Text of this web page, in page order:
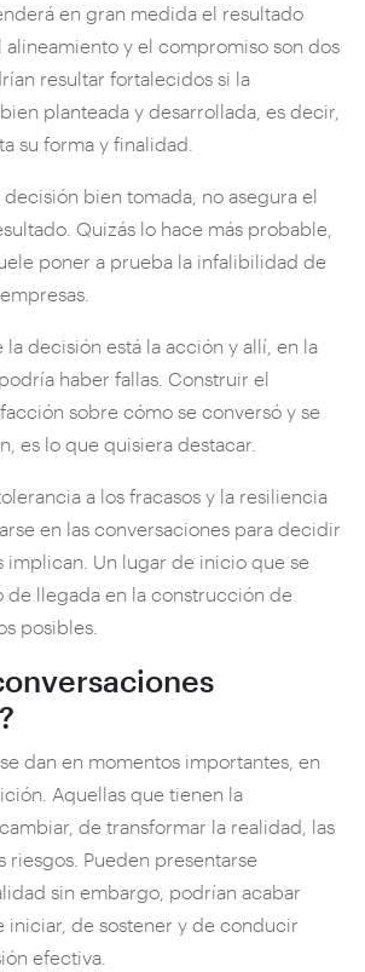
en gran medida el resultado
alineamiento y el compromiso son dos
resultar fortalecidos si la
planteada y desarrollada, es decir,
su forma y finalidad.
bien tomada, no asegura el
Quizás lo hace más probable,
poner a prueba la infalibilidad de
la decisión está la acción y allí, en la
haber fallas. Construir el
sobre cómo se conversó y se
es lo que quisiera destacar.
a los fracasos y la resiliencia
en las conversaciones para decidir
implican. Un lugar de inicio que se
de llegada en la construcción de
posibles.
dan en momentos importantes, en
Aquellas que tienen la
de transformar la realidad, las
riesgos. Pueden presentarse
sin embargo, podrían acabar
iniciar, de sostener y de conducir
efectiva.